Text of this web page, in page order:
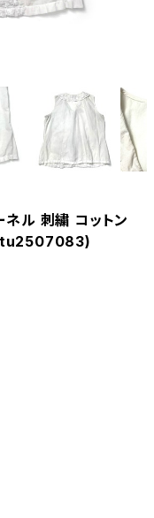
ル 刺繍 コットン